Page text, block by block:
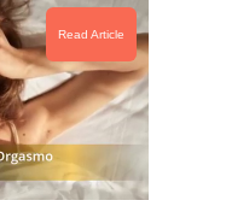
Read Article